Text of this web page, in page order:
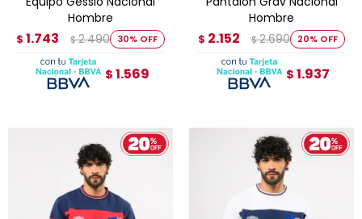
Hombre
$ 1.743 $ 2.490 30
$ 1.569
Hombre
$ 2.152 $ 2.690 20
$ 1.937